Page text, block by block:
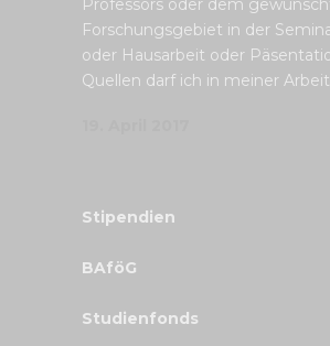
Professors oder dem
Forschungsgebiet in der
oder Hausarbeit oder
Quellen darf ich in meiner Arbeit
Stipendien
BAföG
Studienfonds